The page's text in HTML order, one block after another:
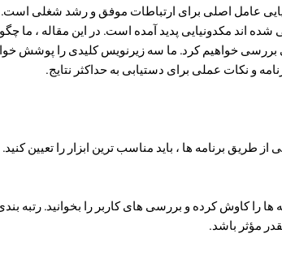
عامل اصلی برای ارتباطات موفق و رشد شغلی است.
اند مکدونیایی پدید آمده است. در این مقاله ، ما
بررسی خواهیم کرد. ما سه زیرنویس کلیدی را پوشش
و نکات عملی برای دستیابی به حداکثر نتایج.
طریق برنامه ها ، باید مناسب ترین ابزار را تعیین
را کاوش کرده و بررسی های کاربر را بخوانید. رتبه
مؤثر باشد.